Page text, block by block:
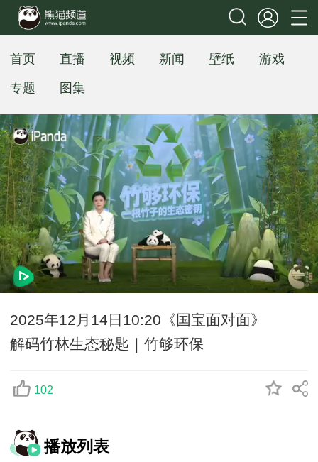
首页 直播 视频 新闻 壁纸
游戏
专题
图集
2025年12月14日10:20《国宝面对面》
解码竹林生态秘匙｜竹够环保
102
播放列表